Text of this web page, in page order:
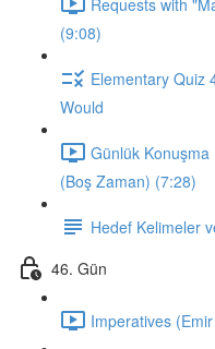
(9:08)
Elementary Quiz
Would
Günlük
(Boş Zaman) (7:28)
Hedef Kelimeler
46. Gün
Imperatives